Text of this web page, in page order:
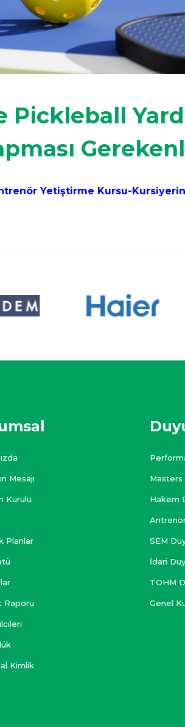
Pickleball
Yetiştirme Kursu-
Mesajı
Kurulu
Planlar
Raporu
Kimlik
Masters
Hakem
SEM
İdari
TOHM
Genel